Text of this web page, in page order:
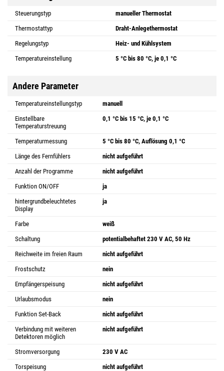
Steuerungstyp
manueller Thermostat
Thermostattyp
Draht-Anlegethermostat
Regelungstyp
Heiz- und Kühlsystem
Temperatureinstellung
5 °C bis 80 °C, je 0,1 °C
Andere Parameter
Temperatureinstellungstyp
manuell
Einstellbare
Temperaturstreuung
0,1 °C bis 15 °C, je 0,1 °C
Temperaturmessung
5 °C bis 80 °C, Auflösung 0,1 °C
Länge des Fernfühlers
nicht aufgeführt
Anzahl der Programme
nicht aufgeführt
Funktion ON/OFF
ja
hintergrundbeleuchtetes
Display
ja
Farbe
weiß
Schaltung
potentialbehaftet 230 V AC, 50 Hz
Reichweite im freien Raum
nicht aufgeführt
Frostschutz
nein
Empfängerspeisung
nicht aufgeführt
Urlaubsmodus
nein
Funktion Set-Back
nicht aufgeführt
Verbindung mit weiteren
Detektoren möglich
nicht aufgeführt
Stromversorgung
230 V AC
Torspeisung
nicht aufgeführt